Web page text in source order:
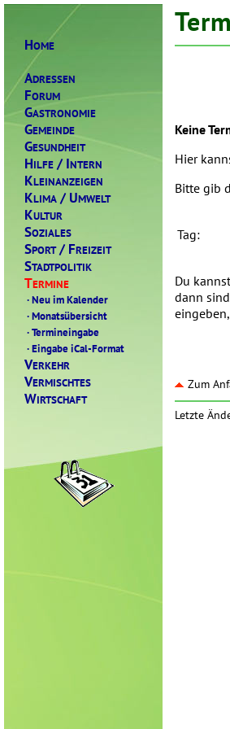
HOME
ADRESSEN
FORUM
GASTRONOMIE
GEMEINDE
GESUNDHEIT
HILFE / INTERN
KLEINANZEIGEN
KLIMA / UMWELT
KULTUR
SOZIALES
SPORT/ FREIZEIT
STADTPOLITIK
TERMINE
·Neu im Kalender
·Monatsübersicht
·Termineingabe
·Eingabe iCal-Format
VERKEHR
VERMISCHTES
WIRTSCHAFT
Keine
Hier
Bitte gib
Tag:
Du
dann
Zum
Letzte